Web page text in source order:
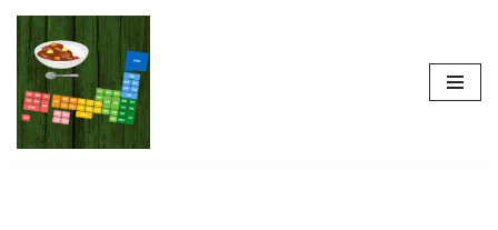
コ
ン
テ
ン